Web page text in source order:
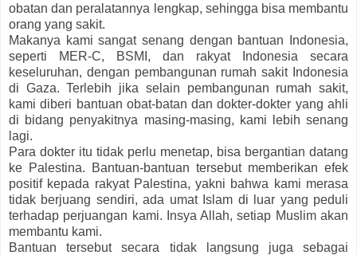
obatan dan peralatannya lengkap, sehingga bisa membantu
orang yang sakit.
Makanya kami sangat senang dengan bantuan Indonesia,
seperti MER-C, BSMI, dan rakyat Indonesia secara
keseluruhan, dengan pembangunan rumah sakit Indonesia
di Gaza. Terlebih jika selain pembangunan rumah sakit,
kami diberi bantuan obat-batan dan dokter-dokter yang ahli
di bidang penyakitnya masing-masing, kami lebih senang
lagi.
Para dokter itu tidak perlu menetap, bisa bergantian datang
ke Palestina. Bantuan-bantuan tersebut memberikan efek
positif kepada rakyat Palestina, yakni bahwa kami merasa
tidak berjuang sendiri, ada umat Islam di luar yang peduli
terhadap perjuangan kami. Insya Allah, setiap Muslim akan
membantu kami.
Bantuan tersebut secara tidak langsung juga sebagai